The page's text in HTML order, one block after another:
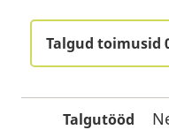
Talgud toimusid
Talgutööd